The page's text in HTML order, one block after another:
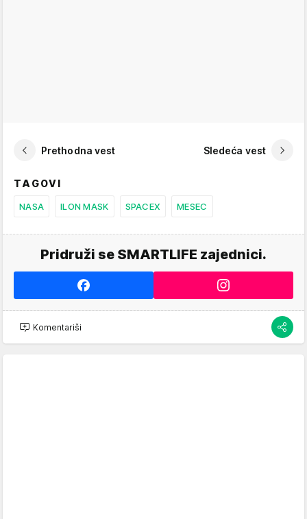
Prethodna vest Sledeća vest
TAGOVI
NASA ILON MASK SPACEX MESEC
Pridruži se SMARTLIFE zajednici.
Komentariši